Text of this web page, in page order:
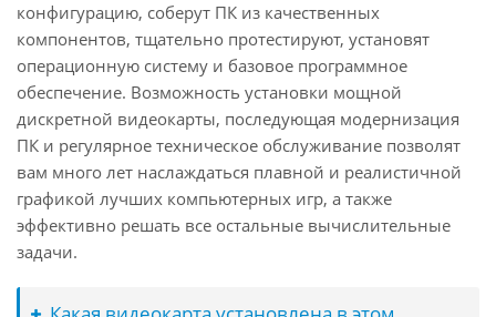
конфигурацию, соберут ПК из качественных
компонентов, тщательно протестируют, установят
операционную систему и базовое программное
обеспечение. Возможность установки мощной
дискретной видеокарты, последующая модернизация
ПК и регулярное техническое обслуживание позволят
вам много лет наслаждаться плавной и реалистичной
графикой лучших компьютерных игр, а также
эффективно решать все остальные вычислительные
задачи.